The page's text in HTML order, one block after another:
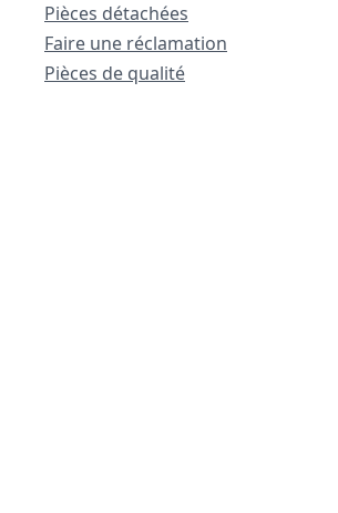
Pièces détachées
Faire une réclamation
Pièces de qualité